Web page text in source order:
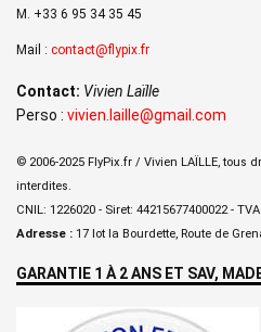
M. +33 6 95 34 35 45
Mail : contact@flypix.fr
Contact: Vivien Laïlle
Perso : vivien.laille@gmail.com
© 2006-2025 FlyPix.fr / Vivien LAÏLLE, tous
interdites.
CNIL: 1226020 - Siret: 44215677400022 -
Adresse : 17 lot la Bourdette, Route de
GARANTIE 1 À 2 ANS ET SAV,